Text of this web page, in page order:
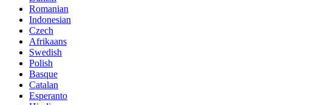
Romanian
Indonesian
Czech
Afrikaans
Swedish
Polish
Basque
Catalan
Esperanto